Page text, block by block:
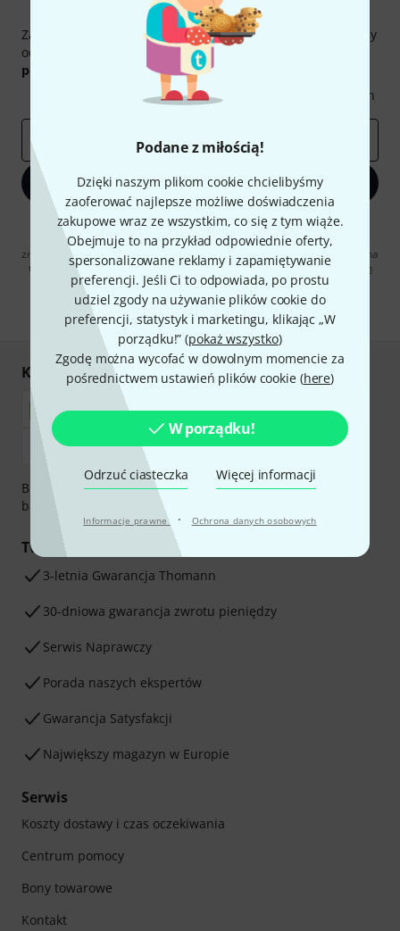
Podane z miłością!
Dzięki naszym plikom cookie chcielibyśmy
zaoferować najlepsze możliwe doświadczenia
zakupowe wraz ze wszystkim, co się z tym wiąże.
Obejmuje to na przykład odpowiednie oferty,
spersonalizowane reklamy i zapamiętywanie
preferencji. Jeśli Ci to odpowiada, po prostu
udziel zgody na używanie plików cookie do
preferencji, statystyk i marketingu, klikając „W
porządku!” (pokaż wszystko)
Zgodę można wycofać w dowolnym momencie za
pośrednictwem ustawień plików cookie (here)
W porządku!
Odrzuć ciasteczka Więcej informacji
Informacje prawne · Ochrona danych osobowych
Thomann Newsletter
Zapisz się do Thomann Newsletter w języku polskim, a przy
odrobinie szczęścia możesz wygrać jeden z
podarunkowych
warty50 €!
Inspirujące treści
Oferty Spostrzeżenia Thomann
Zapisz się teraz
Klikając na „Zapisz się teraz”, wyrażasz zgodę na otrzymywanie
materialów reklamowych przesyłanych drogą elektroniczną. Możesz
zrezygnować z subskrypcji w dowolnym momencie. Więcej informacji na
temat newslettera można znaleźć w naszychwytycznych dotyczących
ochrony danych ososbowych
* Wymagany
Kupuj i płać bezpiecznie
Bezpieczna płatność przez Za pobraniem, Przelew
bankowy, PayPal, Blik lub Karta kredytowa.
Twoje korzyści
3-letnia Gwarancja Thomann
30-dniowa gwarancja zwrotu pieniędzy
Serwis Naprawczy
Porada naszych ekspertów
Gwarancja Satysfakcji
Największy magazyn w Europie
Serwis
Koszty dostawy i czas oczekiwania
Centrum pomocy
Bony towarowe
Kontakt